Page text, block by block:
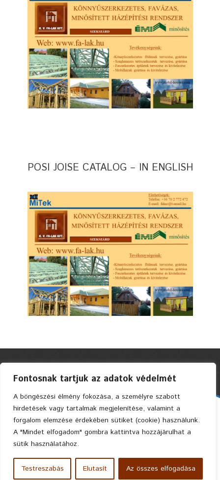
Fontosnak tartjuk az adatok védelmét
A böngészési élmény fokozása, a személyre szabott
hirdetések vagy tartalmak megjelenítése, valamint a
forgalom elemzése érdekében sütiket (cookie) használunk.
A "Mindet elfogadom" gombra kattintva hozzájárulhat a
sütik használatához.
Testreszabás Elutasít Az összes elfogadása
POSI JOISE CATALOG – IN ENGLISH
Faszerkezetes Ház Kft. © 2004 Privacy Policy